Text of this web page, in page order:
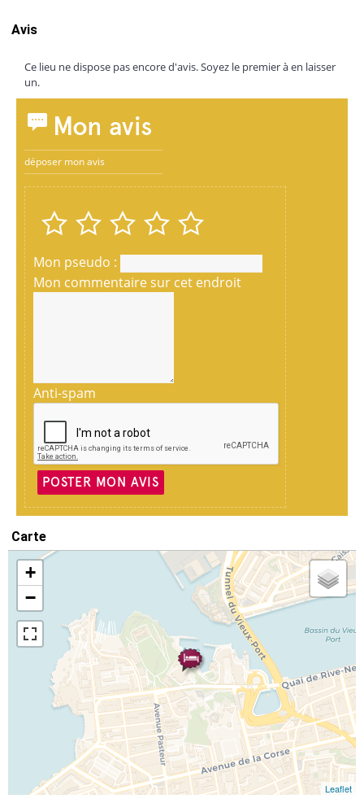
Avis
Ce lieu ne dispose pas encore d'avis. Soyez le premier à en laisser
un.
Mon avis
déposer mon avis
Mon pseudo :
Mon commentaire sur cet endroit
Anti-spam
POSTER MON AVIS
Carte
+
−
Leaflet